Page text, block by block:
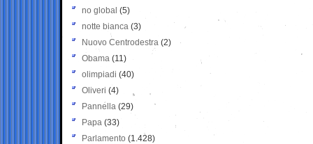
no global (5)
notte bianca (3)
Nuovo Centrodestra (2)
Obama (11)
olimpiadi (40)
Oliveri (4)
Pannella (29)
Papa (33)
Parlamento (1.428)